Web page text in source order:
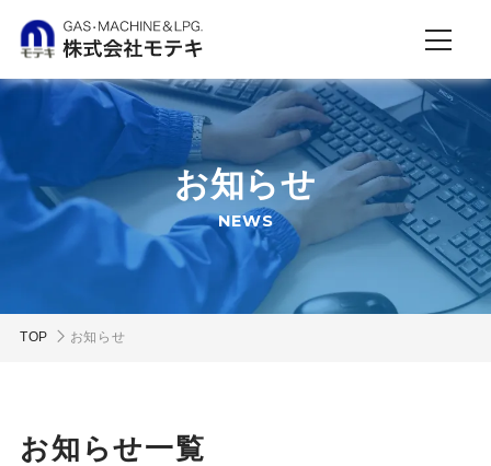
お知らせ
NEWS
TOP お知らせ
お知らせ一覧